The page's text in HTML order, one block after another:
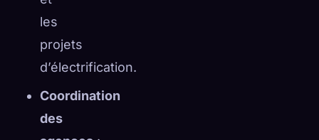
les
projets
d’électrification.
Coordination
des